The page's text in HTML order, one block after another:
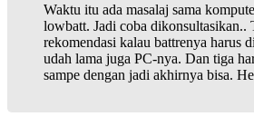
Waktu itu ada masalaj sama
lowbatt. Jadi coba dikonsultasikan..
rekomendasi kalau battrenya harus
udah lama juga PC-nya. Dan tiga
sampe dengan jadi akhirnya bisa.